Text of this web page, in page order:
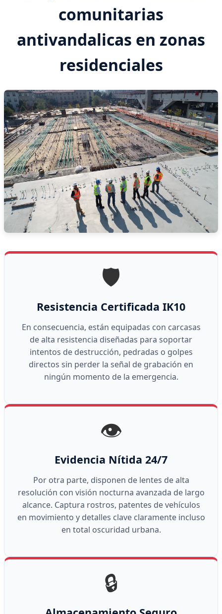
comunitarias
antivandalicas en zonas
residenciales
🛡️
Resistencia Certificada IK10
En consecuencia, están equipadas con carcasas
de alta resistencia diseñadas para soportar
intentos de destrucción, pedradas o golpes
directos sin perder la señal de grabación en
ningún momento de la emergencia.
👁️
Evidencia Nítida 24/7
Por otra parte, disponen de lentes de alta
resolución con visión nocturna avanzada de largo
alcance. Captura rostros, patentes de vehículos
en movimiento y detalles clave claramente incluso
en total oscuridad urbana.
🔒